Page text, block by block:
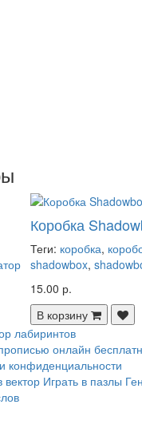
Коробка
Теги: коробка,
shadowbox,
15.00 р.
В корзину
лабиринтов
онлайн
конфиденциальности
Играть в пазлы